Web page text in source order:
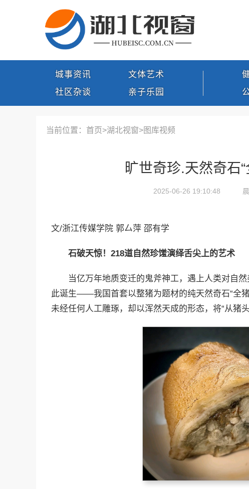
城事资讯
社区杂谈
文体艺术
亲子乐园
当前位置：首页>湖北视窗>图库视频
旷世奇珍.天然奇石
2025-06-26 19:10:48
文/浙江传媒学院 郭厶萍 邵有学
石破天惊！ 218道自然珍馐演绎舌尖上的艺术
当亿万年地质变迁的鬼斧神工，遇上人类对自
此诞生——我国首套以整猪为题材的纯天然奇石“全
未经任何人工雕琢，却以浑然天成的形态，将“从猪